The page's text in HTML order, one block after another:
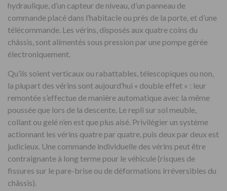
hydraulique, d’un capteur de niveau, d’un panneau de
commande placé dans l’habitacle ou près de la porte, et d’une
télécommande. Les vérins, disposés aux quatre coins du
châssis, sont alimentés sous pression par une pompe gérée
électroniquement.
Qu’ils soient verticaux ou rabattables, télescopiques ou non,
la plupart des vérins sont aujourd’hui « double effet » : leur
remontée s’effectue de manière automatique avec la même
poussée que lors de la descente. Le repli sur sol meuble,
collant ou gelé n’en est que plus aisé. Privilégier un système
actionnant les vérins quatre par quatre, puis deux par deux est
judicieux. Une commande individuelle des vérins peut être
contraignante à long terme pour le véhicule (risques de
fissures sur le pare-brise ou de déformations irréversibles du
châssis).